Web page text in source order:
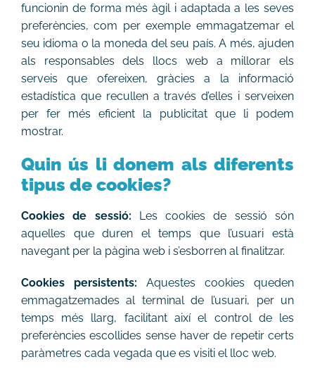
FER UN DONATIU!
INSCRIPCIÓ CURSA / CAMINADA
funcionin de forma més àgil i adaptada a les seves
preferències, com per exemple emmagatzemar el
seu idioma o la moneda del seu país. A més, ajuden
als responsables dels llocs web a millorar els
serveis que ofereixen, gràcies a la informació
estadística que recullen a través d’elles i serveixen
per fer més eficient la publicitat que li podem
mostrar.
Quin ús li donem als diferents
tipus de cookies?
Cookies de sessió: Les cookies de sessió són
aquelles que duren el temps que l’usuari està
navegant per la pàgina web i s’esborren al finalitzar.
Cookies persistents: Aquestes cookies queden
emmagatzemades al terminal de l’usuari, per un
temps més llarg, facilitant així el control de les
preferències escollides sense haver de repetir certs
paràmetres cada vegada que es visiti el lloc web.